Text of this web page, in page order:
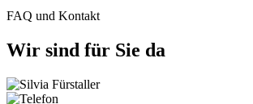
FAQ und Kontakt
Wir sind für Sie da